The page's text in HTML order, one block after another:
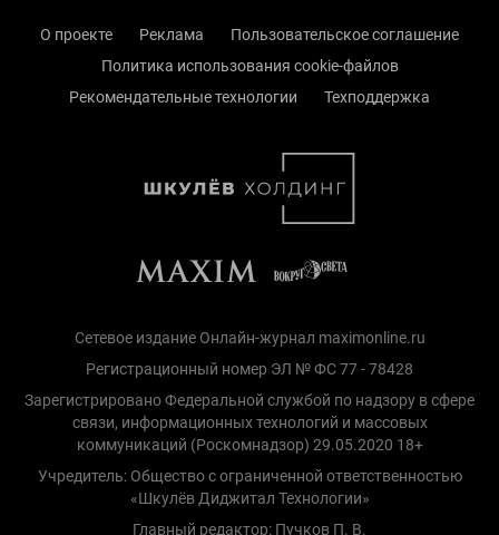
О проекте Реклама
Пользовательское соглашение
Политика использования cookie-файлов
Рекомендательные технологии
Техподдержка
Сетевое издание Онлайн-журнал maximonline.ru
Регистрационный номер ЭЛ № ФС 77 - 78428
Зарегистрировано Федеральной службой по надзору в сфере
связи, информационных технологий и массовых
коммуникаций (Роскомнадзор) 29.05.2020 18+
Учредитель: Общество с ограниченной ответственностью
«Шкулёв Диджитал Технологии»
Главный редактор: Пучков П. В.